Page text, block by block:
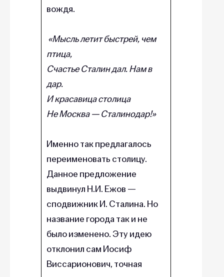
вождя.
«Мысль летит быстрей, чем
птица,
Счастье Сталин дал. Нам в
дар.
И красавица столица
Не Москва — Сталинодар!»
Именно так предлагалось
переименовать столицу.
Данное предложение
выдвинул Н.И. Ежов —
сподвижник И. Сталина. Но
название города так и не
было изменено. Эту идею
отклонил сам Иосиф
Виссарионович, точная